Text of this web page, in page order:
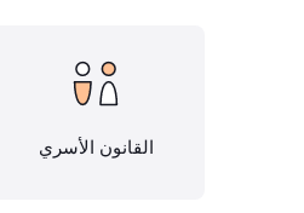
القانون الأسري